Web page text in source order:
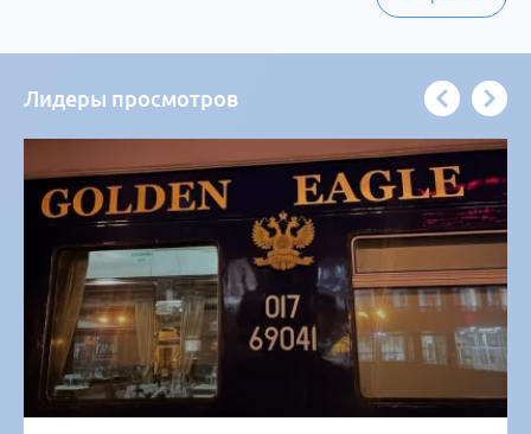
Лидеры просмотров